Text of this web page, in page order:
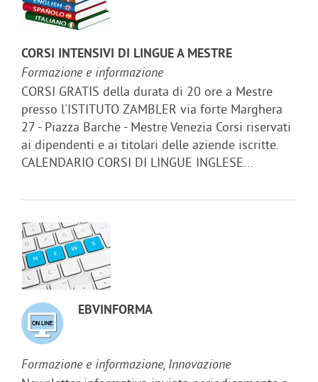
CORSI INTENSIVI DI LINGUE A MESTRE
Formazione e informazione
CORSI GRATIS della durata di 20 ore a Mestre
presso l'ISTITUTO ZAMBLER via forte Marghera
27 - Piazza Barche - Mestre Venezia Corsi riservati
ai dipendenti e ai titolari delle aziende iscritte.
CALENDARIO CORSI DI LINGUE INGLESE...
EBVINFORMA
Formazione e informazione, Innovazione